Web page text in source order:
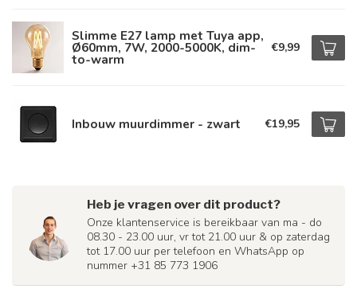
Slimme E27 lamp met Tuya app,
Ø60mm, 7W, 2000-5000K, dim-
to-warm
€9,99
Inbouw muurdimmer - zwart €19,95
Heb je vragen over dit product?
Onze klantenservice is bereikbaar van ma - do
08.30 - 23.00 uur, vr tot 21.00 uur & op zaterdag
tot 17.00 uur per telefoon en WhatsApp op
nummer +31 85 773 1906